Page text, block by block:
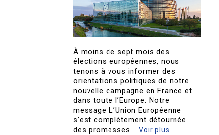
À moins de sept mois des
élections européennes, nous
tenons à vous informer des
orientations politiques de notre
nouvelle campagne en France et
dans toute l’Europe. Notre
message L’Union Européenne
s’est complètement détournée
des promesses ..Voir plus